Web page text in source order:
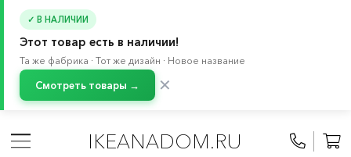
✓ В НАЛИЧИИ
Этот товар есть в наличии!
Та же фабрика · Тот же дизайн · Новое название
Смотреть товары → ✕
IKEANADOM.RU
Штанги и вешалки для полотенец